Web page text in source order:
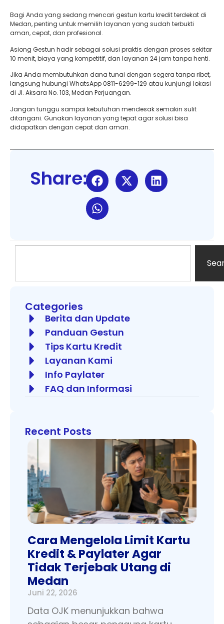
Bagi Anda yang sedang mencari gestun kartu kredit terdekat di
Medan, penting untuk memilih layanan yang sudah terbukti
aman, cepat, dan profesional.
Asiong Gestun hadir sebagai solusi praktis dengan proses sekitar
10 menit, biaya yang kompetitif, dan layanan 24 jam tanpa henti.
Jika Anda membutuhkan dana tunai dengan segera tanpa ribet,
langsung hubungi WhatsApp 0811-6299-129 atau kunjungi lokasi
di Jl. Aksara No. 103, Medan Perjuangan.
Jangan tunggu sampai kebutuhan mendesak semakin sulit
ditangani. Gunakan layanan yang tepat agar solusi bisa
didapatkan dengan cepat dan aman.
Share:
Categories
Berita dan Update
Panduan Gestun
Tips Kartu Kredit
Layanan Kami
Info Paylater
FAQ dan Informasi
Recent Posts
Cara Mengelola Limit Kartu
Kredit & Paylater Agar
Tidak Terjebak Utang di
Medan
Juni 22, 2026
Data OJK menunjukkan bahwa